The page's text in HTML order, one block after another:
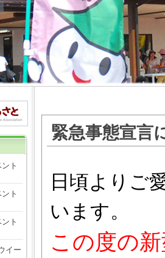
ト
ト
ト
イー
緊急事態宣言
日頃よりご
います。
この度の